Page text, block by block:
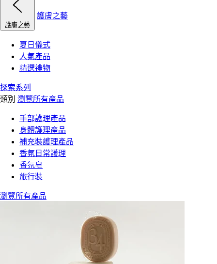
護膚之藝
護膚之藝
夏日儀式
人氣產品
精選禮物
探索系列
類別 瀏覽所有產品
手部護理產品
身體護理產品
補充裝護理產品
香氛日常護理
香氛皂
旅行裝
瀏覽所有產品